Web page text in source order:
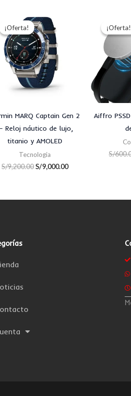
¡Oferta!
¡Oferta!
MARQ Captain Gen 2
Reloj náutico de lujo,
titanio y AMOLED
Tecnologia
S/9,200.00
precio
original
era:
S/9,200.00.
S/9,000.00
¡Oferta!
¡Oferta!
Aiffro
S/